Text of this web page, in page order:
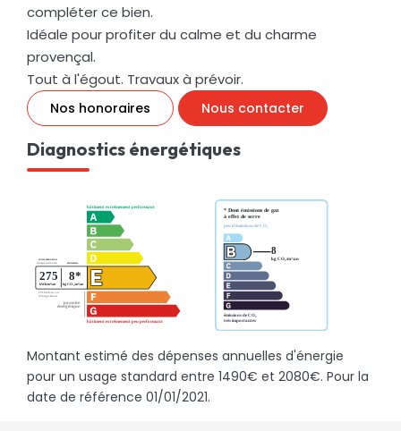
compléter ce bien.
Idéale pour profiter du calme et du charme
provençal.
Tout à l'égout. Travaux à prévoir.
Nos honoraires Nous contacter
Diagnostics énergétiques
Montant estimé des dépenses annuelles d'énergie
pour un usage standard entre 1490€ et 2080€. Pour la
date de référence 01/01/2021.